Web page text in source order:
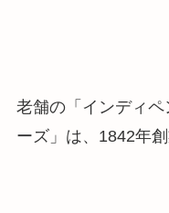
老舗の「インディ
ーズ」は、1842年